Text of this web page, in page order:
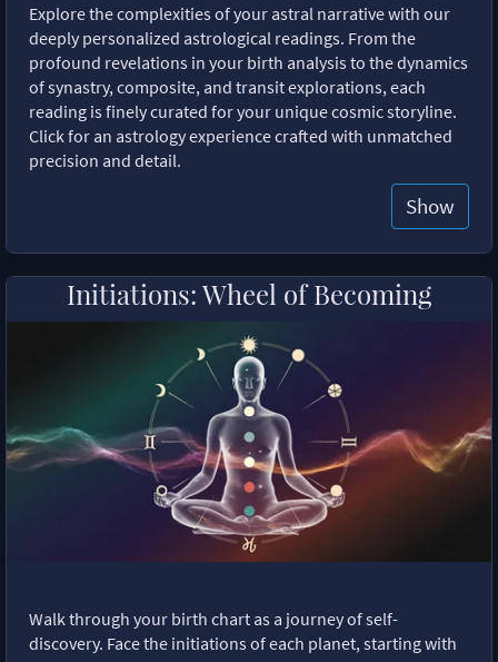
Explore the complexities of your astral narrative with our
deeply personalized astrological readings. From the
profound revelations in your birth analysis to the dynamics
of synastry, composite, and transit explorations, each
reading is finely curated for your unique cosmic storyline.
Click for an astrology experience crafted with unmatched
precision and detail.
Show
Initiations: Wheel of Becoming
Walk through your birth chart as a journey of self-
discovery. Face the initiations of each planet, starting with